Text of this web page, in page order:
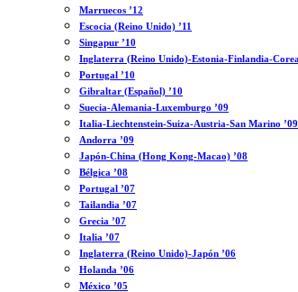
Marruecos ’12
Escocia (Reino Unido) ’11
Singapur ’10
Inglaterra (Reino Unido)-Estonia-Finlandia-
Portugal ’10
Gibraltar (Español) ’10
Suecia-Alemania-Luxemburgo ’09
Italia-Liechtenstein-Suiza-Austria-San Marino ’09
Andorra ’09
Japón-China (Hong Kong-Macao) ’08
Bélgica ’08
Portugal ’07
Tailandia ’07
Grecia ’07
Italia ’07
Inglaterra (Reino Unido)-Japón ’06
Holanda ’06
México ’05